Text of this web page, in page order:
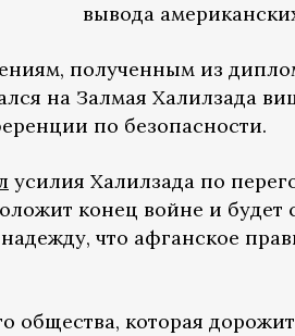
вывода
полученным из
на Залмая Халилзада
по безопасности.
усилия Халилзада по
конец войне и
что афганское
общества, которая